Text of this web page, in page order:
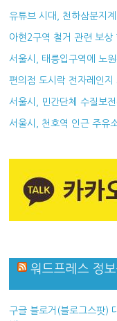
유튜브 시대, 천하삼분지계
아현2구역 철거 관련 보상
서울시, 태릉입구역에 노
편의점 도시락 전자레인
서울시, 민간단체 수질보
서울시, 천호역 인근 주유
워드프레스 정보
구글 블로거(블로그스팟)